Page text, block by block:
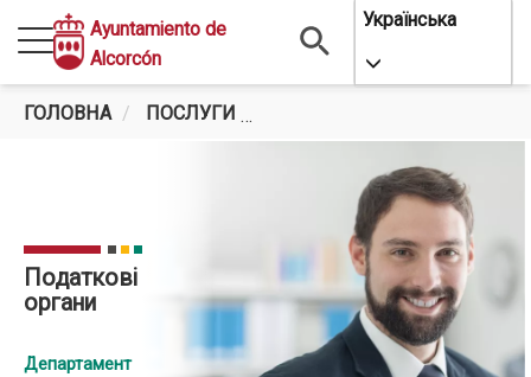
Перейти
до
основного
вмісту
Ayuntamiento de
Alcorcón
Українська
Toggle
ГОЛОВНА ПОСЛУГИ
Податкові
органи
Департамент